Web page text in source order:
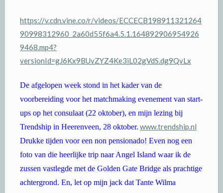
https://v.cdn.vine.co/r/videos/ECCECB198911321264
90998312960_2a60d55f6a4.5.1.164892906954926
9468.mp4?
versionId=gJ6Kx9BUvZYZ4Ke3iL02gVdS.dg9QvLx
De afgelopen week stond in het kader van de
voorbereiding voor het matchmaking evenement van start-
ups op het consulaat (22 oktober), en mijn lezing bij
Trendship in Heerenveen, 28 oktober. www.trendship.nl
Drukke tijden voor een non pensionado! Even nog een
foto van die heerlijke trip naar Angel Island waar ik de
zussen vastlegde met de Golden Gate Bridge als prachtige
achtergrond. En, let op mijn jack dat Tante Wilma